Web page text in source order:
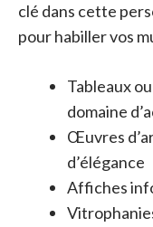
clé dans cette
pour habiller vos
Tableaux
domaine
Œuvres
d’élégance
Affiches